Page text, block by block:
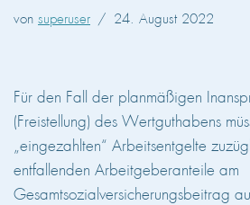
von superuser 24. August 2022
Für den Fall der planmäßigen
(Freistellung) des Wertguthabens
„eingezahlten“ Arbeitsentgelte
entfallenden Arbeitgeberanteile am
Gesamtsozialversicherungsbeitrag